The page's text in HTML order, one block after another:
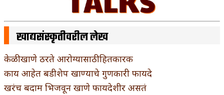
खाद्यसंस्कृतीवरील लेख
केळी खाणे ठरते आरोग्यासाठी हितकारक
काय आहेत बडीशेप खाण्याचे गुणकारी फायदे
खरंच बदाम भिजवून खाणे फायदेशीर असतं